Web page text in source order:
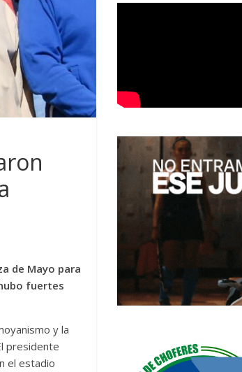
de Mayo para
fuertes
y la
presidente
el estadio